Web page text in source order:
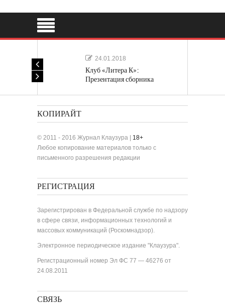
24.01.2018
Клуб «Литера К»:
Презентация сборника
КОПИРАЙТ
© 2011 - 2016 Журнал Клаузура | 18+
Любое копирование материалов только с
письменного разрешения редакции
РЕГИСТРАЦИЯ
Зарегистрирован в Федеральной службе по надзору
в сфере связи, информационных технологий и
массовых коммуникаций (Роскомнадзор).
Электронное периодическое издание "Клаузура".
Регистрационный номер Эл ФС 77 — 46276 от
24.08.2011
СВЯЗЬ